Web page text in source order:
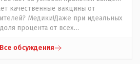
качественные вакцины от
Медики!Даже при идеальных
процента от всех
как защита от дол.....бов не
Все обсуждения